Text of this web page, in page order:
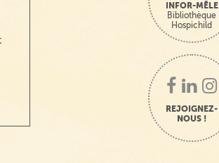
INFOR-MÊLE
Bibliothèque
Hospichild
REJOIGNEZ-
NOUS !